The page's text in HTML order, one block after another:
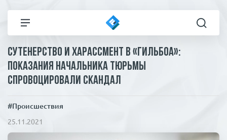
Все новости
Политика
Технологии
Сутенерство и харассмент в «Гильбоа»:
показания начальника тюрьмы
спровоцировали скандал
#Происшествия
25.11.2021